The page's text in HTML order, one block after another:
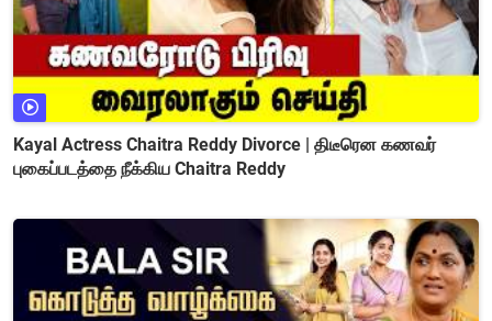
Kayal Actress Chaitra Reddy Divorce | திடீரென கணவர்
புகைப்படத்தை நீக்கிய Chaitra Reddy